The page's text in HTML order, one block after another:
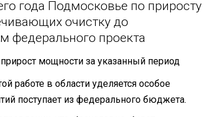
года Подмосковье по приросту
очистку до
федерального проекта
мощности за указанный период
работе в области уделяется особое
поступает из федерального бюджета.